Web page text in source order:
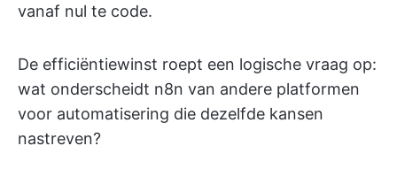
vanaf nul te code.
De efficiëntiewinst roept een logische vraag op:
wat onderscheidt n8n van andere platformen
voor automatisering die dezelfde kansen
nastreven?